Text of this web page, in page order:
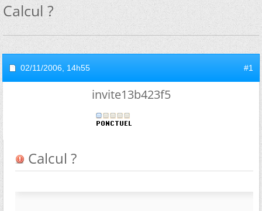
Calcul ?
02/11/2006, 14h55 #1
invite13b423f5
Calcul ?